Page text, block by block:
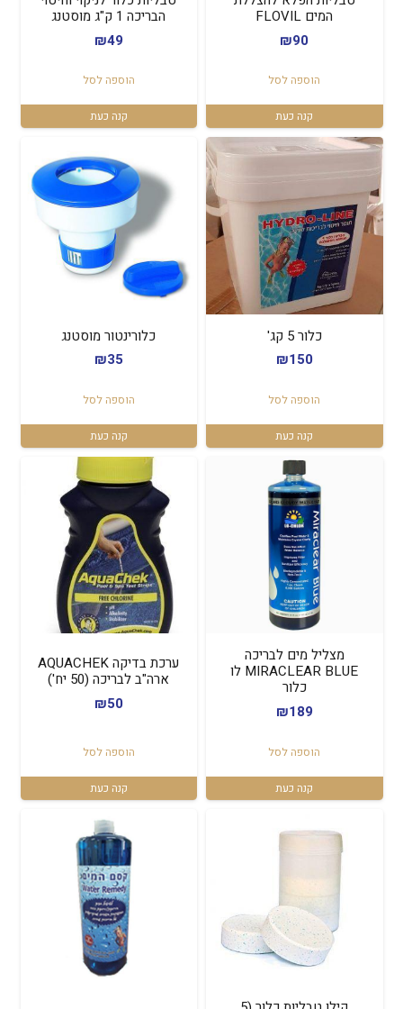
המים FLOVIL
₪90
הוספה לסל
קנה כעת
הבריכה 1 ק"ג מוסטנג
₪49
הוספה לסל
קנה כעת
כלור 5 קג'
₪150
הוספה לסל
קנה כעת
כלורינטור מוסטנג
₪35
הוספה לסל
קנה כעת
מצליל מים לבריכה
MIRACLEAR BLUE לו
כלור
₪189
הוספה לסל
קנה כעת
ערכת בדיקה AQUACHEK
ארה"ב לבריכה (50 יח')
₪50
הוספה לסל
קנה כעת